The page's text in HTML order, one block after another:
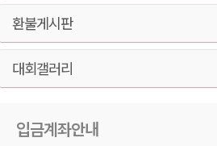
환불게시판
대회갤러리
입금계좌안내